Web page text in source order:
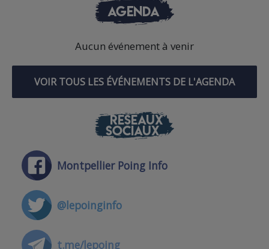
AGENDA
Aucun événement à venir
VOIR TOUS LES ÉVÉNEMENTS DE L'AGENDA
RÉSEAUX
SOCIAUX
Montpellier Poing Info
@lepoinginfo
t.me/lepoing